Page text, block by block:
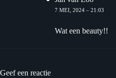
7 MEI, 2024 – 21:03
Wat een beauty!!
Geef een reactie